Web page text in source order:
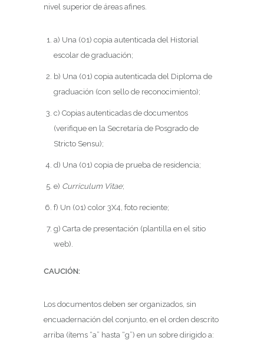
nivel superior de áreas afines.
a) Una (01) copia autenticada del Historial
escolar de graduación;
b) Una (01) copia autenticada del Diploma de
graduación (con sello de reconocimiento);
c) Copias autenticadas de documentos
(verifique en la Secretaría de Posgrado de
Stricto Sensu);
d) Una (01) copia de prueba de residencia;
e) Curriculum Vitae;
f) Un (01) color 3X4, foto reciente;
g) Carta de presentación (plantilla en el sitio
web).
CAUCIÓN:
Los documentos deben ser organizados, sin
encuadernación del conjunto, en el orden descrito
arriba (ítems “a” hasta “g”) en un sobre dirigido a: